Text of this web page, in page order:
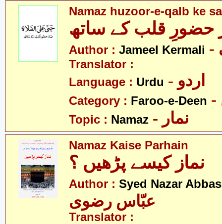
Namaz huzoor-e-qalb ke
حضورِ قلب کے ساتھ
Author : Jameel Kermali
Translator :
Language : Urdu - اردو
Category : Faroo-e-Deen
Topic : Namaz - نمار
Namaz Kaise Parhain
نماز کیسے پڑھیں ؟
Author : Syed Nazar
عبّاس رضوی
Translator :